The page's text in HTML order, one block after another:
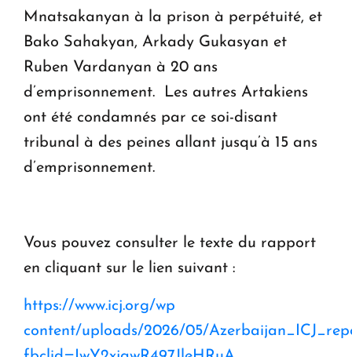
Mnatsakanyan à la prison à perpétuité, et
Bako Sahakyan, Arkady Gukasyan et
Ruben Vardanyan à 20 ans
d’emprisonnement. Les autres Artakiens
ont été condamnés par ce soi-disant
tribunal à des peines allant jusqu’à 15 ans
d’emprisonnement.
Vous pouvez consulter le texte du rapport
en cliquant sur le lien suivant :
https://www.icj.org/wp
content/uploads/2026/05/